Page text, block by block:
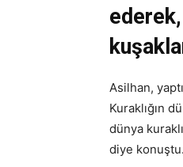
Asilhan,
Kuraklığın
dünya
diye konuştu.